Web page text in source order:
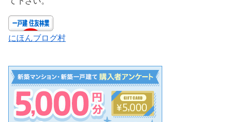
にほんブログ村